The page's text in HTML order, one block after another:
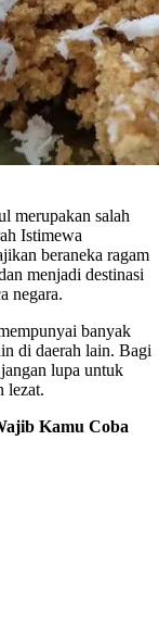
merupakan salah
Istimewa
beraneka ragam
menjadi destinasi
negara.
banyak
di daerah lain. Bagi
lupa untuk
lezat.
Kamu Coba